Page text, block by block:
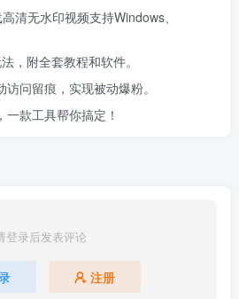
清无水印视频支持Windows、
，附全套教程和软件。
问留痕，实现被动爆粉。
款工具帮你搞定！
登录后发表评论
注册